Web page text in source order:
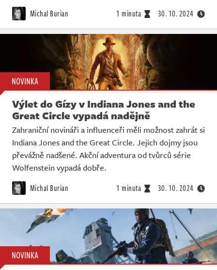
Michal Burian 1 minuta 30. 10. 2024
NOVINKA
Výlet do Gízy v Indiana Jones and the
Great Circle vypadá nadějně
Zahraniční novináři a influenceři měli možnost zahrát si
Indiana Jones and the Great Circle. Jejich dojmy jsou
převážně nadšené. Akční adventura od tvůrců série
Wolfenstein vypadá dobře.
Michal Burian 1 minuta 30. 10. 2024
NOVINKA